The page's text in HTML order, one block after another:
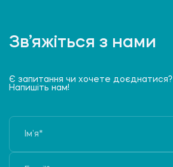
Зв’яжіться з нами
Є запитання чи хочете доєднатися?
Напишіть нам!